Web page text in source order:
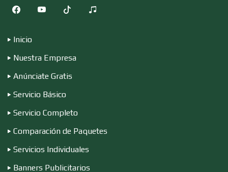
Compresores de aire
Conferencias Empresariales
Construcciones en General
Contadores
Inicio
Nuestra Empresa
Anúnciate Gratis
Servicio Básico
Servicio Completo
Comparación de Paquetes
Servicios Individuales
Banners Publicitarios